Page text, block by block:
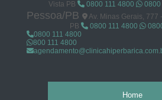
Vista PB
0800 111 4800 0800
Pessoa/PB
Av. Minas Gerais, 777
PB
0800 111 4800
0800 111 4800
800 111 4800
Home